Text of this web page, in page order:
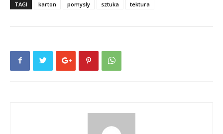
TAGI karton pomysły sztuka tektura